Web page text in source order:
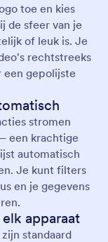
toe en kies
de sfeer van je
of leuk is. Je
rechtstreeks
een gepolijste
stromen
krachtige
automatisch
Je kunt filters
en je gegevens
apparaat
standaard